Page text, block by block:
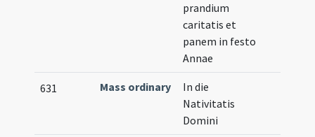
prandium
caritatis et
panem in festo
Annae
631 Mass ordinary
In die
Nativitatis
Domini